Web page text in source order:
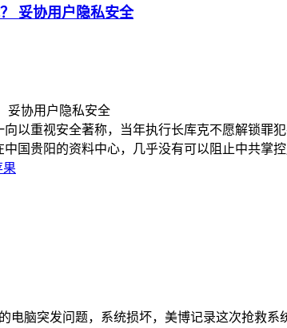
妥协用户隐私安全
向以重视安全著称，当年执行长库克不愿解锁
国贵阳的资料中心，几乎没有可以阻止中共掌
果
的电脑突发问题，系统损坏，美博记录这次抢救